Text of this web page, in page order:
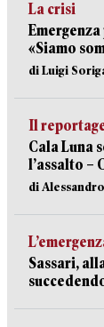
La crisi
«Siamo
di Luigi
Il
Cala Luna
l’assalto –
di
Sassari,